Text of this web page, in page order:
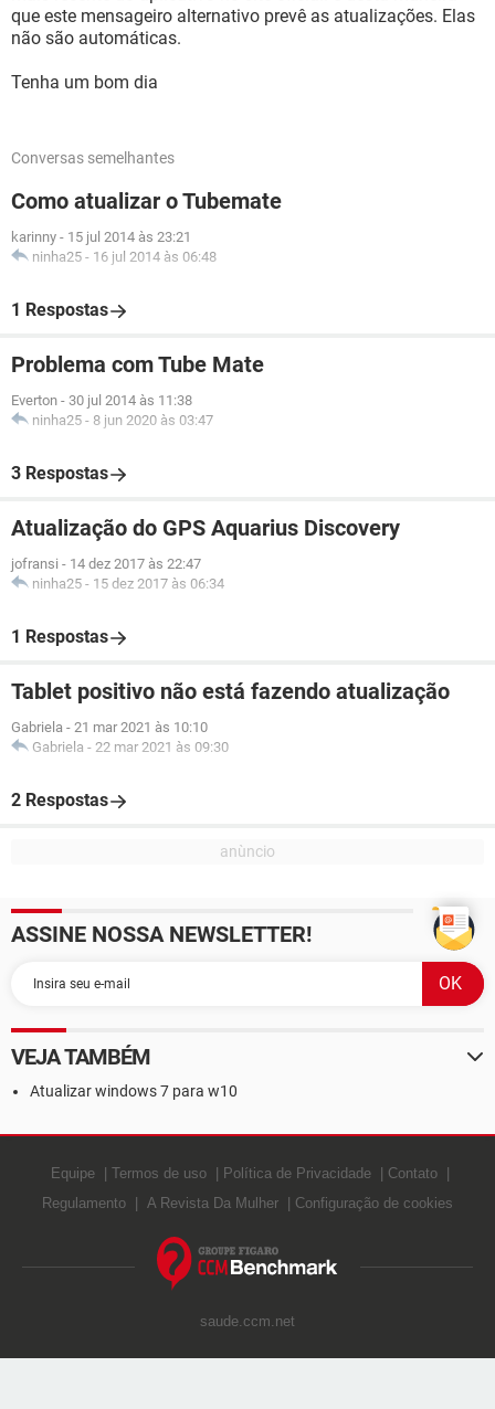
que este mensageiro alternativo prevê as atualizações. Elas
não são automáticas.
Tenha um bom dia
Conversas semelhantes
Como atualizar o Tubemate
karinny - 15 jul 2014 às 23:21
ninha25 - 16 jul 2014 às 06:48
1 Respostas
Problema com Tube Mate
Everton - 30 jul 2014 às 11:38
ninha25 - 8 jun 2020 às 03:47
3 Respostas
Atualização do GPS Aquarius Discovery
jofransi - 14 dez 2017 às 22:47
ninha25 - 15 dez 2017 às 06:34
1 Respostas
Tablet positivo não está fazendo atualização
Gabriela - 21 mar 2021 às 10:10
Gabriela - 22 mar 2021 às 09:30
2 Respostas
ASSINE NOSSA NEWSLETTER!
VEJA TAMBÉM
Atualizar windows 7 para w10
Equipe Termos de uso Política de Privacidade
Contato
Regulamento
A Revista Da Mulher Configuração de cookies
saude.ccm.net